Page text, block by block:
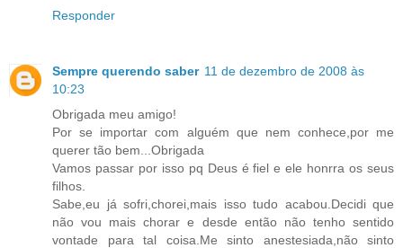
Responder
Sempre querendo saber 11 de dezembro de 2008 às
10:23
Obrigada meu amigo!
Por se importar com alguém que nem conhece,por me
querer tão bem...Obrigada
Vamos passar por isso pq Deus é fiel e ele honrra os seus
filhos.
Sabe,eu já sofri,chorei,mais isso tudo acabou.Decidi que
não vou mais chorar e desde então não tenho sentido
vontade para tal coisa.Me sinto anestesiada,não sinto